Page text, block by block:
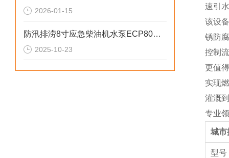
2026-01-15
防汛排涝8寸应急柴油机水泵ECP80ME参数
2025-10-23
速引
该设
锈防
控制
更值
实现
灌溉
专业
城市
型